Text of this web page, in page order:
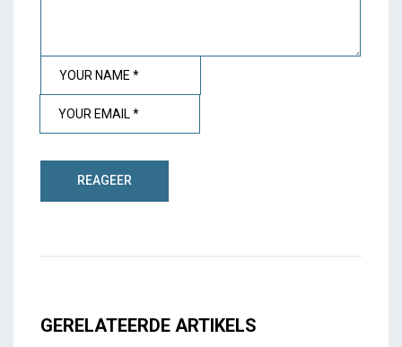
GERELATEERDE ARTIKELS